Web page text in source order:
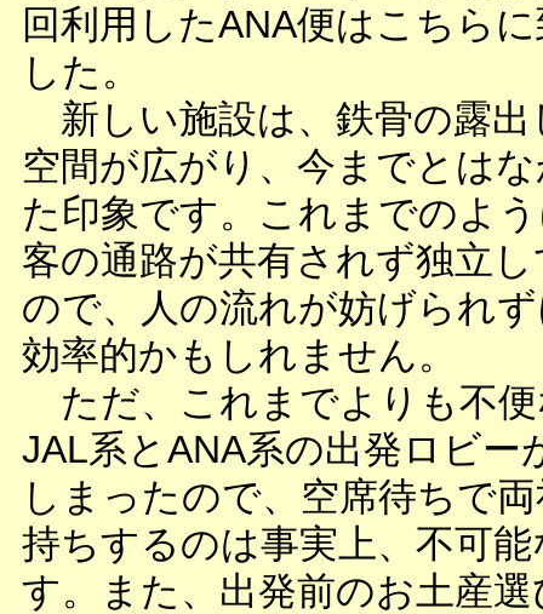
回利用したANA便はこちら
した。
新しい施設は、鉄骨の露出
空間が広がり、今までとは
た印象です。これまでのよ
客の通路が共有されず独立
ので、人の流れが妨げられ
効率的かもしれません。
ただ、これまでよりも不
JAL系とANA系の出発ロビー
しまったので、空席待ちで
持ちするのは事実上、不可
す。また、出発前のお土産